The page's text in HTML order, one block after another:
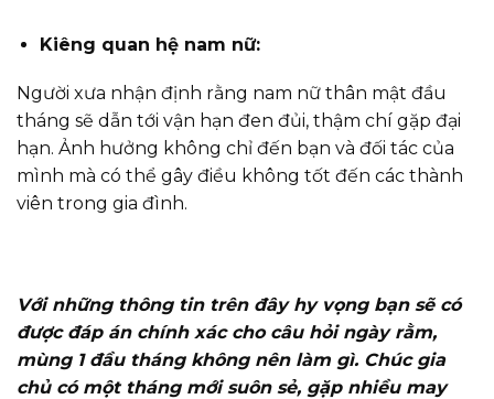
Kiêng quan hệ nam nữ:
Người xưa nhận định rằng nam nữ thân mật đầu
tháng sẽ dẫn tới vận hạn đen đủi, thậm chí gặp đại
hạn. Ảnh hưởng không chỉ đến bạn và đối tác của
mình mà có thể gây điều không tốt đến các thành
viên trong gia đình.
Với những thông tin trên đây hy vọng bạn sẽ có
được đáp án chính xác cho câu hỏi ngày rằm,
mùng 1 đầu tháng không nên làm gì. Chúc gia
chủ có một tháng mới suôn sẻ, gặp nhiều may